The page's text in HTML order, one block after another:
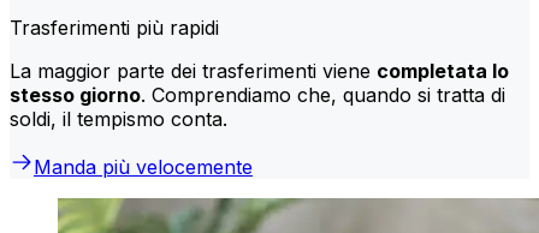
Trasferimenti più rapidi
La maggior parte dei trasferimenti viene completata lo
stesso giorno. Comprendiamo che, quando si tratta di
soldi, il tempismo conta.
Manda più velocemente